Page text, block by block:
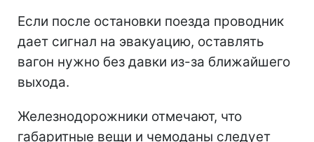
Если после остановки поезда проводник
дает сигнал на эвакуацию, оставлять
вагон нужно без давки из-за ближайшего
выхода.
Железнодорожники отмечают, что
габаритные вещи и чемоданы следует